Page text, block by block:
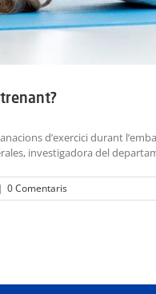
d’exercici durant
investigadora del
| 0 Comentaris